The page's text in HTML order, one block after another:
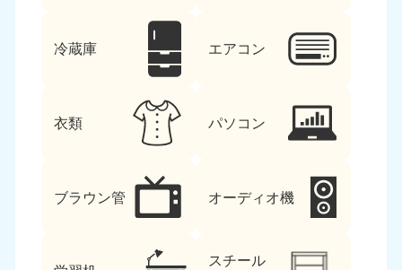
冷蔵庫 エアコン
衣類 パソコン
ブラウン管 オーディオ機
スチール